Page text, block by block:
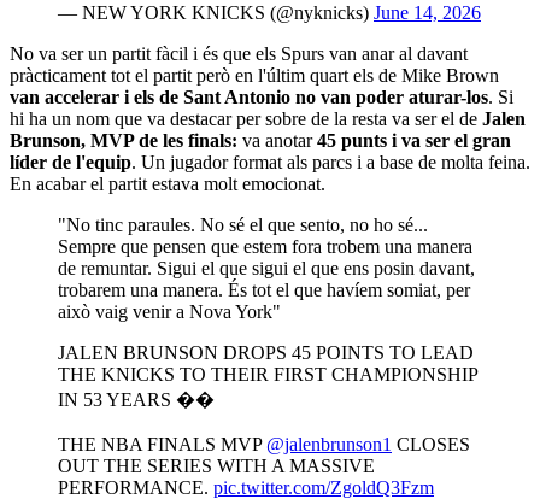
— NEW YORK KNICKS (@nyknicks) June 14, 2026
No va ser un partit fàcil i és que els Spurs van anar al davant
pràcticament tot el partit però en l'últim quart els de Mike Brown
van accelerar i els de Sant Antonio no van poder aturar-los. Si
hi ha un nom que va destacar per sobre de la resta va ser el de Jalen
Brunson, MVP de les finals: va anotar45 punts i va ser el gran
líder de l'equip. Un jugador format als parcs i a base de molta feina.
En acabar el partit estava molt emocionat.
"No tinc paraules. No sé el que sento, no ho sé...
Sempre que pensen que estem fora trobem una manera
de remuntar. Sigui el que sigui el que ens posin davant,
trobarem una manera. És tot el que havíem somiat, per
això vaig venir a Nova York"
JALEN BRUNSON DROPS 45 POINTS TO LEAD
THE KNICKS TO THEIR FIRST CHAMPIONSHIP
IN 53 YEARS ��
THE NBA FINALS MVP @jalenbrunson1 CLOSES
OUT THE SERIES WITH A MASSIVE
PERFORMANCE. pic.twitter.com/ZgoldQ3Fzm